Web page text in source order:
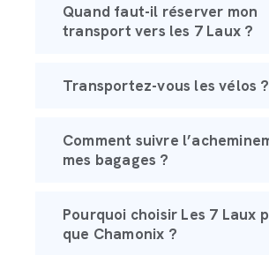
Quand faut-il réserver mon
transport vers les 7 Laux ?
Transportez-vous les vélos ?
Comment suivre
mes bagages ?
Pourquoi choisir Les 7 Laux
que Chamonix ?